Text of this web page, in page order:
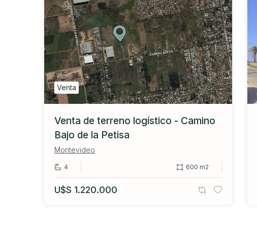
Venta
Venta de terreno logístico - Camino
Bajo de la Petisa
Montevideo
4 600 m2
U$S 1.220.000